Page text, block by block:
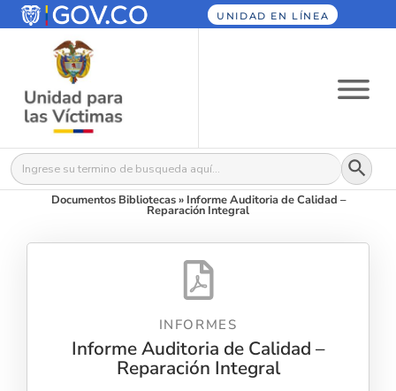
UNIDAD EN LÍNEA
Buscar: Botón
Documentos Bibliotecas» Informe Auditoria de Calidad –
Reparación Integral
INFORMES
Informe Auditoria de Calidad –
Reparación Integral